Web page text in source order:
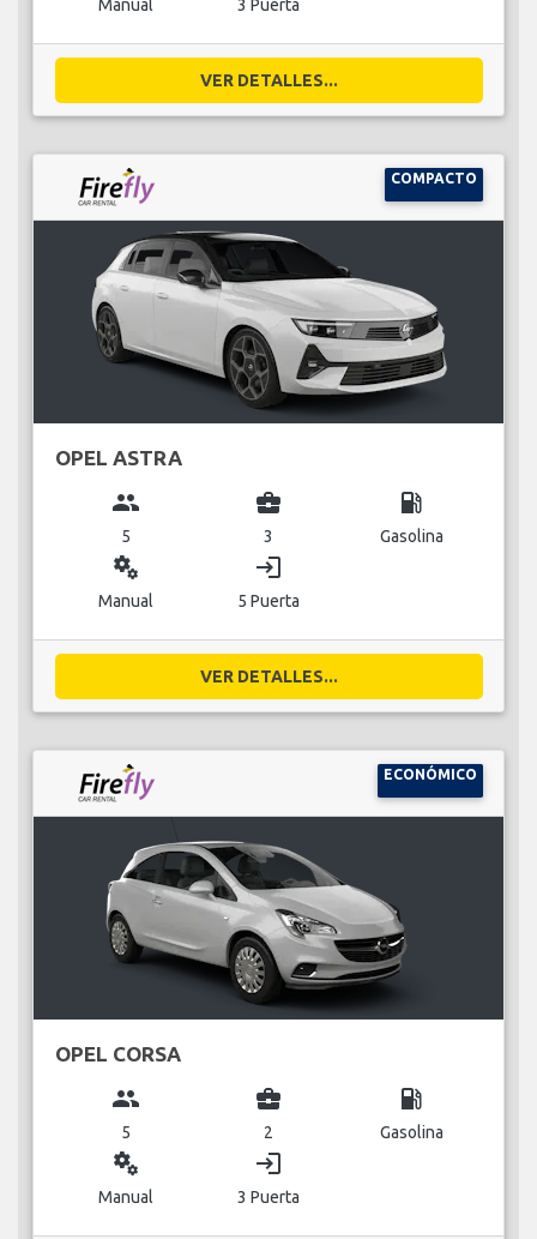
Manual 3 Puerta
VER DETALLES...
COMPACTO
OPEL ASTRA
group
5
business_center
3
local_gas_station
Gasolina
miscellaneous_services
Manual
login
5 Puerta
VER DETALLES...
ECONÓMICO
OPEL CORSA
group
5
business_center
2
local_gas_station
Gasolina
miscellaneous_services
Manual
login
3 Puerta